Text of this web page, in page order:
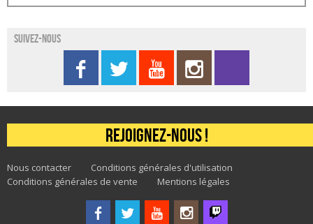
Suivez-nous
Rejoignez-nous !
Nous contacter
Conditions générales d'utilisation
Conditions générales de vente
Mentions légales